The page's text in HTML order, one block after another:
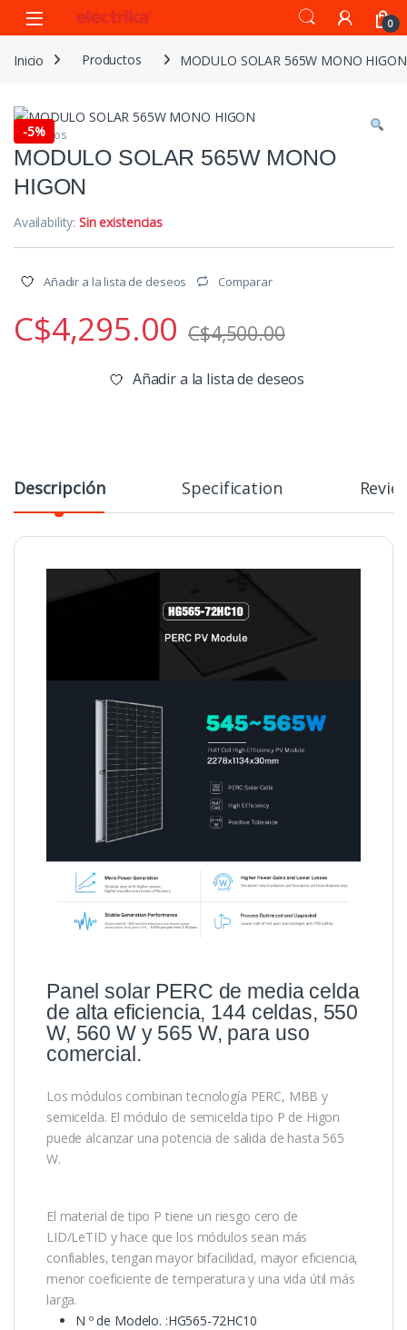
Open 0
Inicio Productos MODULO SOLAR 565W MONO HIGON
-5%
Productos
MODULO SOLAR 565W MONO
HIGON
Availability:Sin existencias
Añadir a la lista de deseos Comparar
C$4,295.00 C$4,500.00
Añadir a la lista de deseos
Descripción Specification
Panel solar PERC de media celda
de alta eficiencia, 144 celdas, 550
W, 560 W y 565 W, para uso
comercial.
Los módulos combinan tecnología PERC, MBB y
semicelda. El módulo de semicelda tipo P de Higon
puede alcanzar una potencia de salida de hasta 565
W.
El material de tipo P tiene un riesgo cero de
LID/LeTID y hace que los módulos sean más
confiables, tengan mayor bifacilidad, mayor eficiencia,
menor coeficiente de temperatura y una vida útil más
larga.
N º de Modelo. :HG565-72HC10